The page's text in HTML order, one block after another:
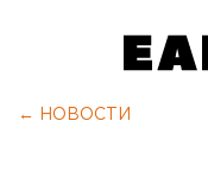
← НОВОСТИ